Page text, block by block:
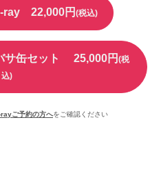
ray 22,000円 (税込)
サ缶セット 25,000円 (税
込)
rayご予約の方へをご確認ください